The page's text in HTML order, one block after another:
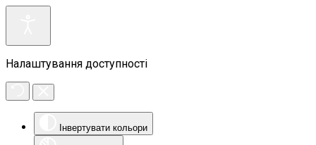
Налаштування доступності
Інвертувати кольори